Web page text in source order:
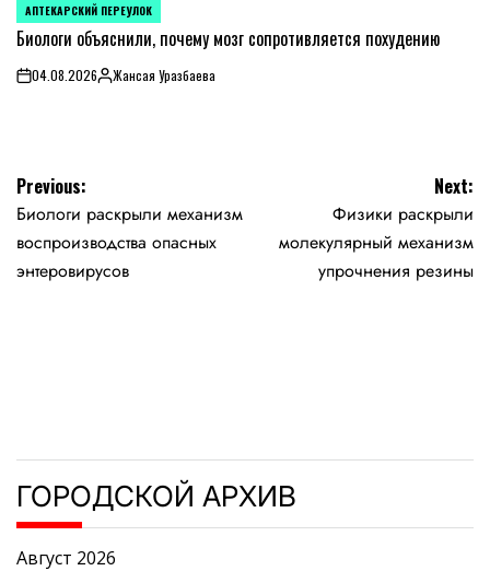
POSTED
IN
АПТЕКАРСКИЙ ПЕРЕУЛОК
Биологи объяснили, почему мозг сопротивляется похудению
on04.08.2026PostedЖансая Уразбаева
Навигация
по
записям
Previous:
Биологи раскрыли механизм
воспроизводства опасных
энтеровирусов
Next:
Физики раскрыли
молекулярный механизм
упрочнения резины
ГОРОДСКОЙ АРХИВ
Август 2026